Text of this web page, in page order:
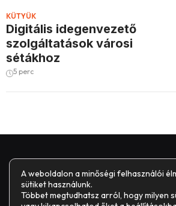
KÜTYÜK
Digitális idegenvezető
szolgáltatások városi
sétákhoz
5 perc
A weboldalon a minőségi felhasználói
sütiket használunk.
Többet megtudhatsz arról, hogy milyen